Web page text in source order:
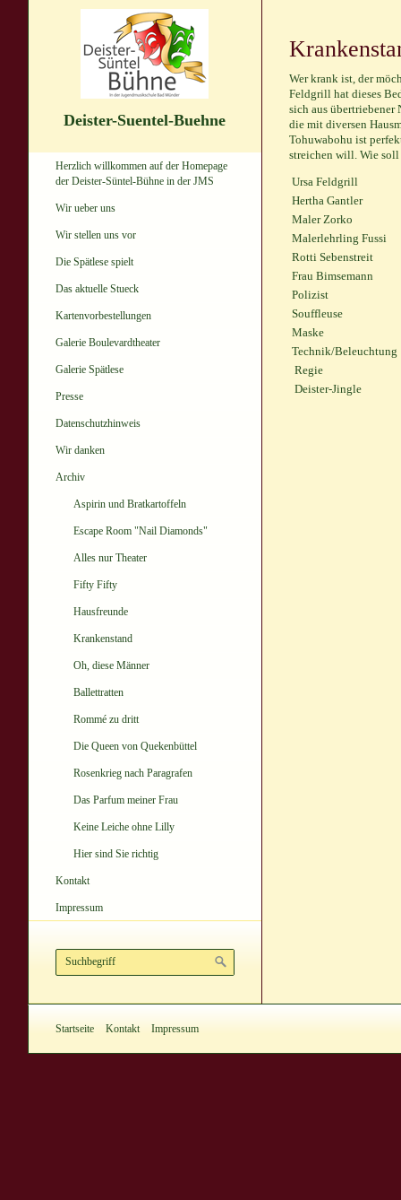
Deister-Suentel-Buehne
Herzlich willkommen auf der Homepage
der Deister-Süntel-Bühne in der JMS
Wir ueber uns
Wir stellen uns vor
Die Spätlese spielt
Das aktuelle Stueck
Kartenvorbestellungen
Galerie Boulevardtheater
Galerie Spätlese
Presse
Datenschutzhinweis
Wir danken
Archiv
Aspirin und Bratkartoffeln
Escape Room "Nail Diamonds"
Alles nur Theater
Fifty Fifty
Hausfreunde
Krankenstand
Oh, diese Männer
Ballettratten
Rommé zu dritt
Die Queen von Quekenbüttel
Rosenkrieg nach Paragrafen
Das Parfum meiner Frau
Keine Leiche ohne Lilly
Hier sind Sie richtig
Kontakt
Impressum
Wer krank ist, der
Feldgrill hat dieses
sich aus übertriebener
die mit diversen
Tohuwabohu ist
streichen will. Wie soll
Ursa Feldgrill
Hertha Gantler
Maler Zorko
Malerlehrling Fussi
Rotti Sebenstreit
Frau Bimsemann
Polizist
Souffleuse
Maske
Technik/Beleuchtung
Regie
Deister-Jingle
Startseite Kontakt Impressum